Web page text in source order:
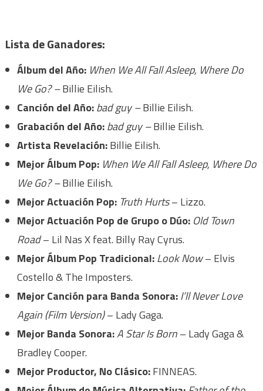
Lista de Ganadores:
Álbum del Año: When We All Fall Asleep, Where Do
We Go? –Billie Eilish.
Canción del Año:bad guy –Billie Eilish.
Grabación del Año:bad guy –Billie Eilish.
Artista Revelación:Billie Eilish.
Mejor Álbum Pop: When We All Fall Asleep, Where Do
We Go? –Billie Eilish.
Mejor Actuación Pop: Truth Hurts– Lizzo.
Mejor Actuación Pop de Grupo o Dúo: Old Town
Road– Lil Nas X feat. Billy Ray Cyrus.
Mejor Álbum Pop Tradicional:Look Now– Elvis
Costello & The Imposters.
Mejor Canción para Banda Sonora:I’ll Never Love
Again (Film Version)– Lady Gaga.
Mejor Banda Sonora:A Star Is Born– Lady Gaga &
Bradley Cooper.
Mejor Productor, No Clásico:FINNEAS.